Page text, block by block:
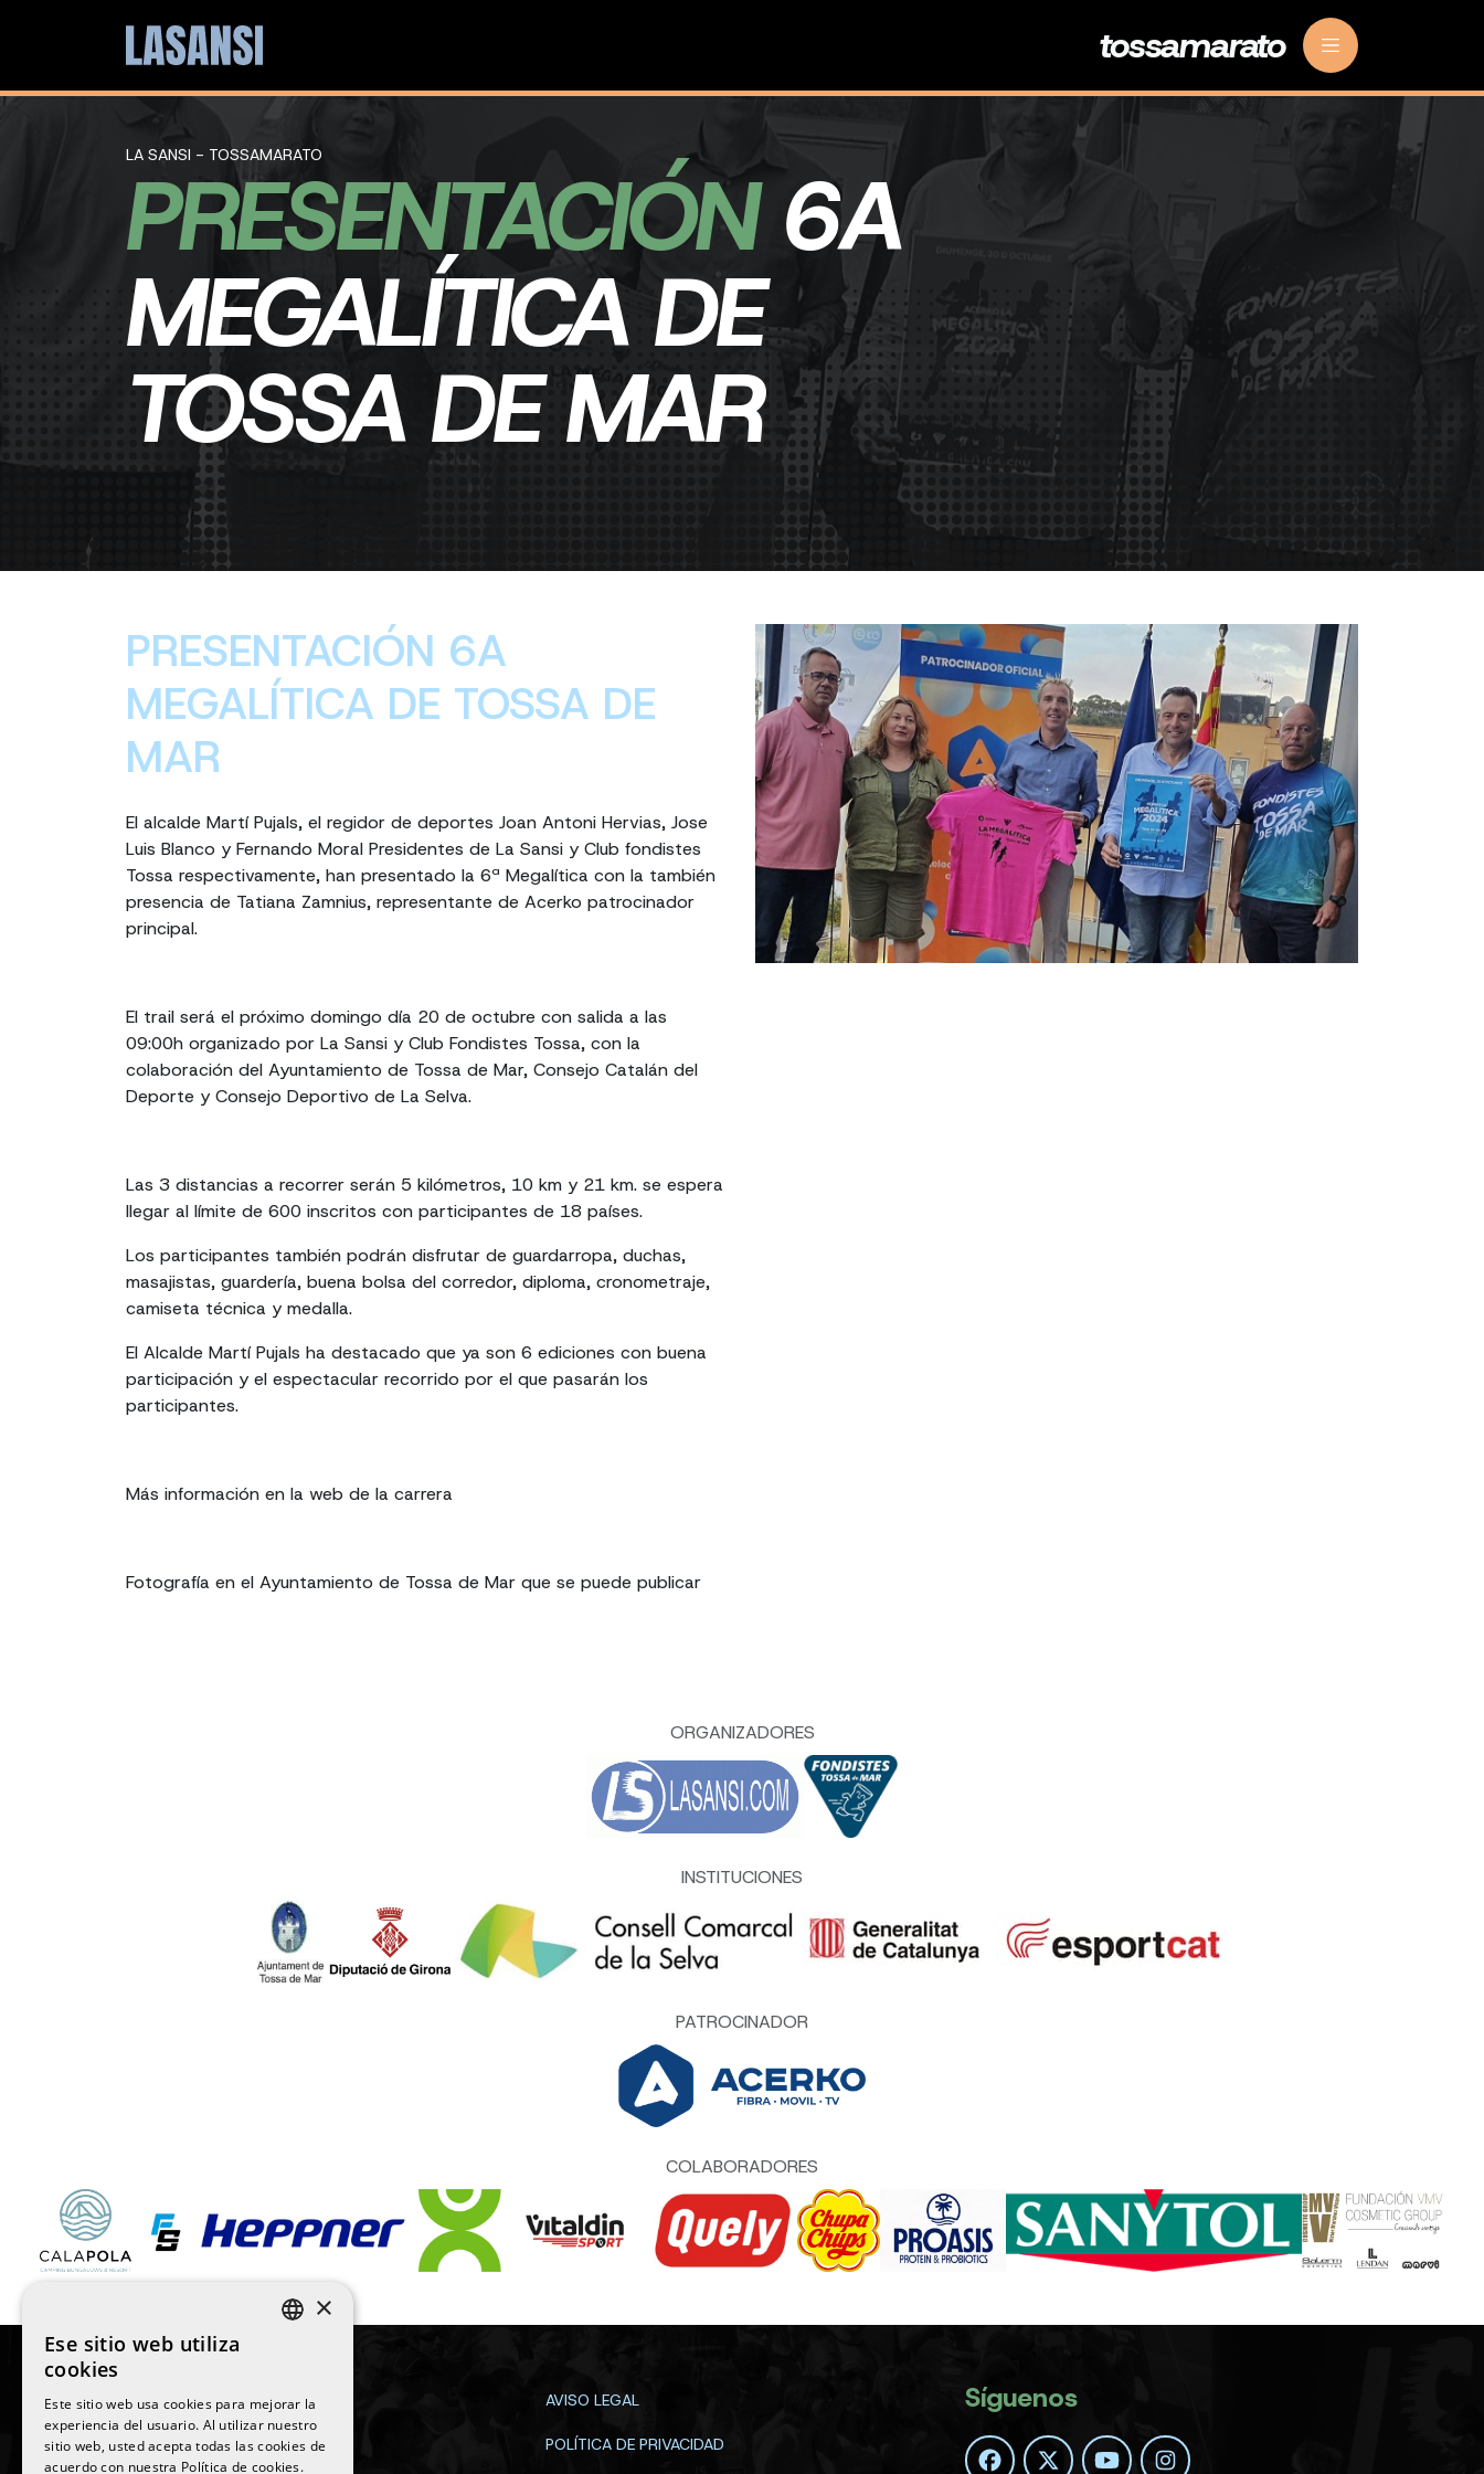
tossamarato
LA SANSI - TOSSAMARATO
PRESENTACIÓN 6A
MEGALÍTICA DE
TOSSA DE MAR
PRESENTACIÓN 6A
MEGALÍTICA DE TOSSA DE
MAR
El alcalde Martí Pujals, el regidor de deportes Joan Antoni Hervias, Jose
Luis Blanco y Fernando Moral Presidentes de La Sansi y Club fondistes
Tossa respectivamente, han presentado la 6ª Megalítica con la también
presencia de Tatiana Zamnius, representante de Acerko patrocinador
principal.
El trail será el próximo domingo día 20 de octubre con salida a las
09:00h organizado por La Sansi y Club Fondistes Tossa, con la
colaboración del Ayuntamiento de Tossa de Mar, Consejo Catalán del
Deporte y Consejo Deportivo de La Selva.
Las 3 distancias a recorrer serán 5 kilómetros, 10 km y 21 km. se espera
llegar al límite de 600 inscritos con participantes de 18 países.
Los participantes también podrán disfrutar de guardarropa, duchas,
masajistas, guardería, buena bolsa del corredor, diploma, cronometraje,
camiseta técnica y medalla.
El Alcalde Martí Pujals ha destacado que ya son 6 ediciones con buena
participación y el espectacular recorrido por el que pasarán los
participantes.
Más información en la web de la carrera
Fotografía en el Ayuntamiento de Tossa de Mar que se puede publicar
ORGANIZADORES
INSTITUCIONES
PATROCINADOR
COLABORADORES
©2026 La Sansi
AVISO LEGAL
POLÍTICA DE PRIVACIDAD
Síguenos
CATALAN
×
Ese sitio web utiliza
cookies
Este sitio web usa cookies para mejorar la
experiencia del usuario. Al utilizar nuestro
sitio web, usted acepta todas las cookies de
acuerdo con nuestra Política de cookies.